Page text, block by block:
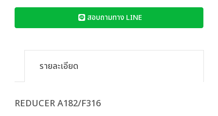
สอบถามทาง LINE
รายละเอียด
REDUCER A182/F316